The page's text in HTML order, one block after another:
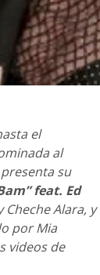
el
al
su
feat. Ed
Cheche Alara, y
por Mia
videos de